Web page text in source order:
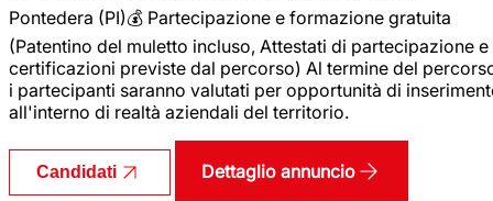
Pontedera (PI)💰 Partecipazione e formazione gratuita
(Patentino del muletto incluso, Attestati di partecipazione e
certificazioni previste dal percorso) Al termine del
i partecipanti saranno valutati per opportunità di
all'interno di realtà aziendali del territorio.
Candidati Dettaglio annuncio